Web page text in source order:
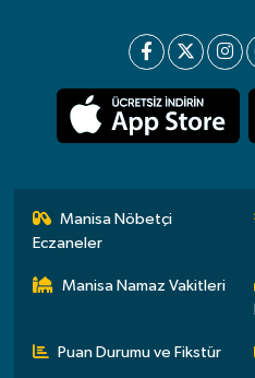
Manisa Nöbetçi
Eczaneler
Manisa Namaz Vakitleri
Puan Durumu ve Fikstür